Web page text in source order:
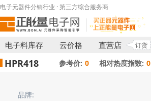
电子元器件分销行业 · 第三方综合服务商
电子料库存 云价格 直营店 订货
HPR418 参考价: 0 相对热度指数: 0
品牌: